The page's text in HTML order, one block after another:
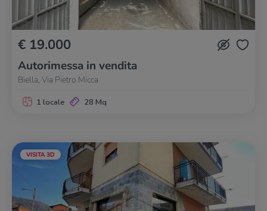
€ 19.000
Autorimessa in vendita
Biella, Via Pietro Micca
1 locale 28 Mq
VISITA 3D